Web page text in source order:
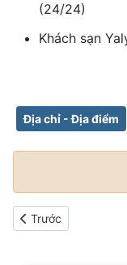
(24/24)
Khách sạn
Địa chỉ - Địa điểm
Bài viết trước: Địa
Trước